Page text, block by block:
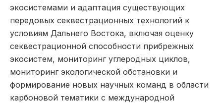
экосистемами и адаптация существующих
передовых секвестрационных технологий к
условиям Дальнего Востока, включая оценку
секвестрационной способности прибрежных
экосистем, мониторинг углеродных циклов,
мониторинг экологической обстановки и
формирование новых научных команд в области
карбоновой тематики с международной